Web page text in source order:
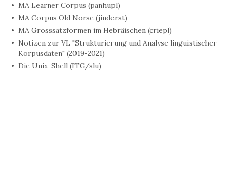
MA Learner Corpus (panhupl)
MA Corpus Old Norse (jinderst)
MA Grosssatzformen im Hebräischen (criepl)
Notizen zur VL "Strukturierung und Analyse linguistischer
Korpusdaten" (2019-2021)
Die Unix-Shell (ITG/slu)